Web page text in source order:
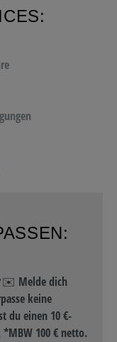
Melde dich
keine
du einen 10 €-
*MBW 100 € netto.